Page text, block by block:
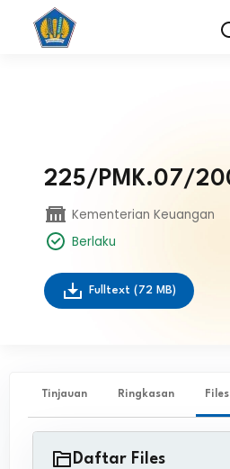
225/PMK.07/
Kementerian Keuangan
Berlaku
Fulltext (72 MB)
Tinjauan Ringkasan
Daftar Files